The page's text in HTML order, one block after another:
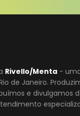
Rivello/Menta -
de Janeiro.
e divulgamos